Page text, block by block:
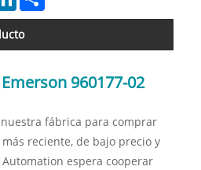
960177-02
fábrica para comprar
reciente, de bajo precio y
espera cooperar